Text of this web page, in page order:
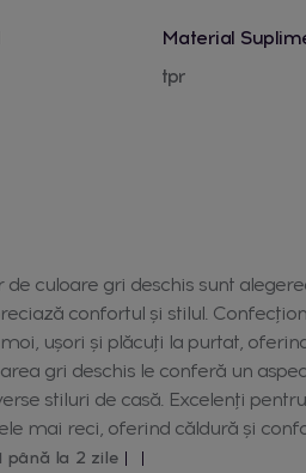
Material
tpr
de culoare gri deschis sunt
confortul și stilul.
ușori și plăcuți la purtat,
gri deschis le conferă un
stiluri de casă. Excelenți
mai reci, oferind căldură și
până la 2 zile